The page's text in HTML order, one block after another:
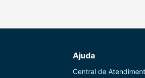
Ajuda
Central de